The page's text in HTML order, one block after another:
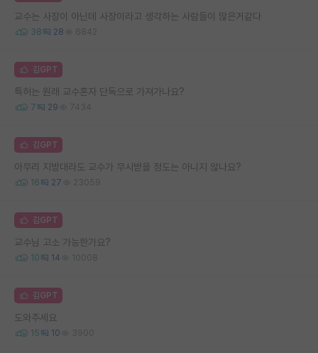
교수는 사장이 아닌데 사장이라고 생각하는 사람들이 많은거같다
38 28 6842
김GPT
특허는 원래 교수혼자 단독으로 가져가나요?
7 29 7434
김GPT
아무리 지방대라도 교수가 무시받을 정도는 아니지 않나요?
16 27 23059
김GPT
교수님 고소 가능한가요?
10 14 10008
김GPT
도와주세요
15 10 3900